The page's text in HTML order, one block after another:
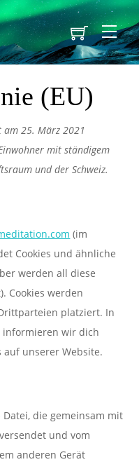
(EU)
am 25. März 2021
mit ständigem
und der Schweiz.
(im
Cookies und ähnliche
werden all diese
Cookies werden
platziert. In
informieren wir dich
auf unserer Website.
die gemeinsam mit
und vom
anderen Gerät